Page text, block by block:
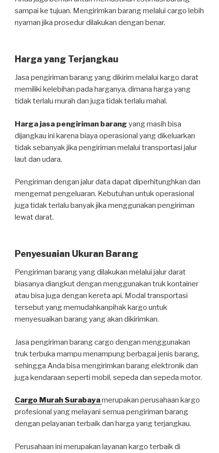
sampai ke tujuan. Mengirimkan barang melalui cargo lebih
nyaman jika prosedur dilakukan dengan benar.
Harga yang Terjangkau
Jasa pengiriman barang yang dikirim melalui kargo darat
memiliki kelebihan pada harganya, dimana harga yang
tidak terlalu murah dan juga tidak terlalu mahal.
Harga jasa pengiriman barang yang masih bisa
dijangkau ini karena biaya operasional yang dikeluarkan
tidak sebanyak jika pengiriman melalui transportasi jalur
laut dan udara.
Pengiriman dengan jalur data dapat diperhitunghkan dan
mengemat pengeluaran. Kebutuhan untuk operasional
juga tidak terlalu banyak jika menggunakan pengiriman
lewat darat.
Penyesuaian Ukuran Barang
Pengiriman barang yang dilakukan melalui jalur darat
biasanya diangkut dengan menggunakan truk kontainer
atau bisa juga dengan kereta api. Modal transportasi
tersebut yang memudahkanpihak kargo untuk
menyesuaikan barang yang akan dikirimkan.
Jasa pengiriman barang cargo dengan menggunakan
truk terbuka mampu menampung berbagai jenis barang,
sehingga Anda bisa mengirimkan barang elektronik dan
juga kendaraan seperti mobil, sepeda dan sepeda motor.
Cargo Murah Surabayamerupakan perusahaan kargo
profesional yang melayani semua pengiriman barang
dengan pelayanan terbaik dan harga yang terjangkau.
Perusahaan ini merupakan layanan kargo terbaik di